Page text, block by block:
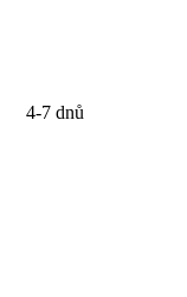
4-7 dnů